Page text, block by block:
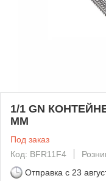
1/1 GN
MM
Под заказ
Код: BFR11F4
Отправка с 23